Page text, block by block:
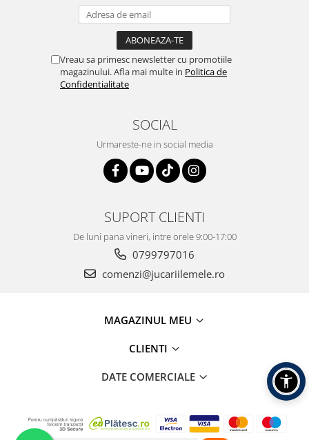
Vreau sa primesc newsletter cu promotiile
magazinului. Afla mai multe in Politica de
Confidentialitate
SOCIAL
Urmareste-ne in social media
SUPORT CLIENTI
De luni pana vineri, intre orele 9:00-17:00
0799797016
comenzi@jucariilemele.ro
MAGAZINUL MEU
CLIENTI
DATE COMERCIALE